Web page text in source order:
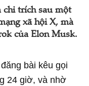
chỉ trích sau một
xã hội X, mà
của Elon Musk.
bài kêu gọi
24 giờ, và nhờ